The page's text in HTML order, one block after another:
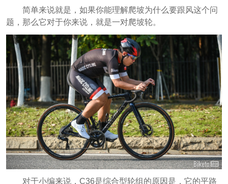
简单来说就是，如果你能理解爬坡为什么要跟风这个问
题，那么它对于你来说，就是一对爬坡轮。
对于小编来说，C36是综合型轮组的原因是，它的平路